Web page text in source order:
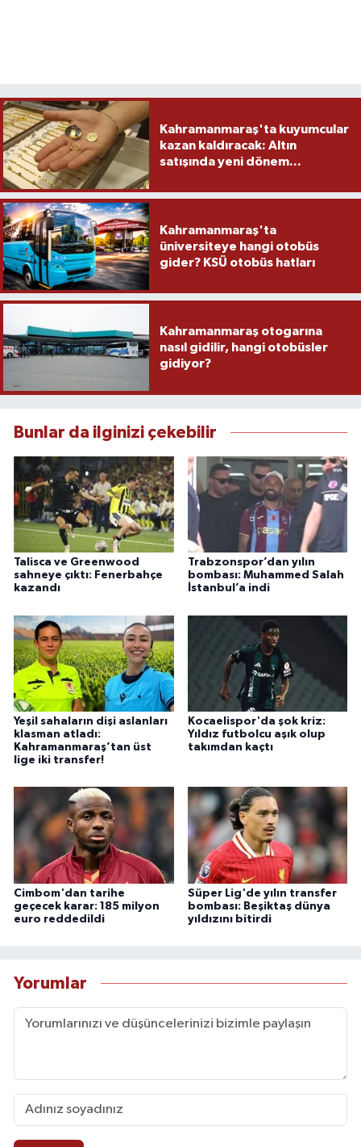
Kahramanmaraş'ta kuyumcular
kazan kaldıracak: Altın
satışında yeni dönem...
Kahramanmaraş'ta
üniversiteye hangi otobüs
gider? KSÜ otobüs hatları
Kahramanmaraş otogarına
nasıl gidilir, hangi otobüsler
gidiyor?
Bunlar da ilginizi çekebilir
Talisca ve Greenwood
sahneye çıktı: Fenerbahçe
kazandı
Trabzonspor’dan yılın
bombası: Muhammed Salah
İstanbul’a indi
Yeşil sahaların dişi aslanları
klasman atladı:
Kahramanmaraş’tan üst
lige iki transfer!
Kocaelispor'da şok kriz:
Yıldız futbolcu aşık olup
takımdan kaçtı
Cimbom'dan tarihe
geçecek karar: 185 milyon
euro reddedildi
Süper Lig'de yılın transfer
bombası: Beşiktaş dünya
yıldızını bitirdi
Yorumlar